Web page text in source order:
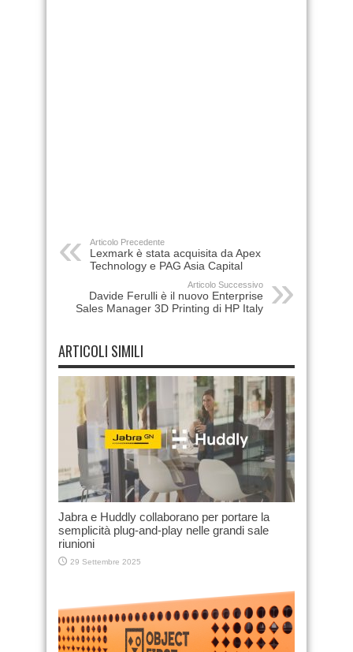
Articolo Precedente
Lexmark è stata acquisita da Apex
Technology e PAG Asia Capital
Articolo Successivo
Davide Ferulli è il nuovo Enterprise
Sales Manager 3D Printing di HP Italy
ARTICOLI SIMILI
Jabra e Huddly collaborano per portare la
semplicità plug-and-play nelle grandi sale
riunioni
29 Settembre 2025